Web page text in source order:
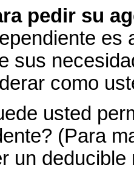
pedir su
es
sus
como
usted
(Para
un